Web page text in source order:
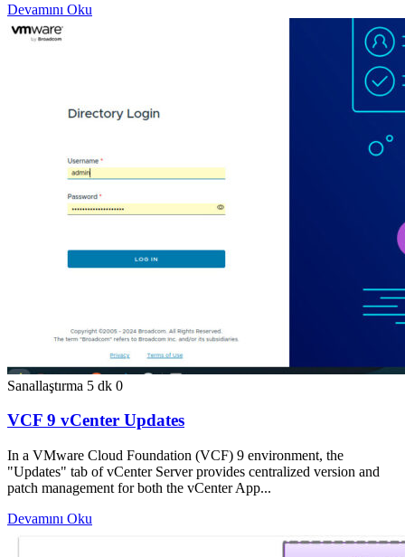
Devamını Oku
Sanallaştırma 5 dk 0
VCF 9 vCenter Updates
In a VMware Cloud Foundation (VCF) 9 environment, the
"Updates" tab of vCenter Server provides centralized version and
patch management for both the vCenter App...
Devamını Oku